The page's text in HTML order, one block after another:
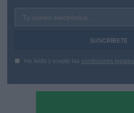
Tu correo electrónico...
He leído y acepto las condiciones legales